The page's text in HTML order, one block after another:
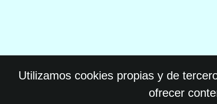
Utilizamos cookies propias y de
ofrecer